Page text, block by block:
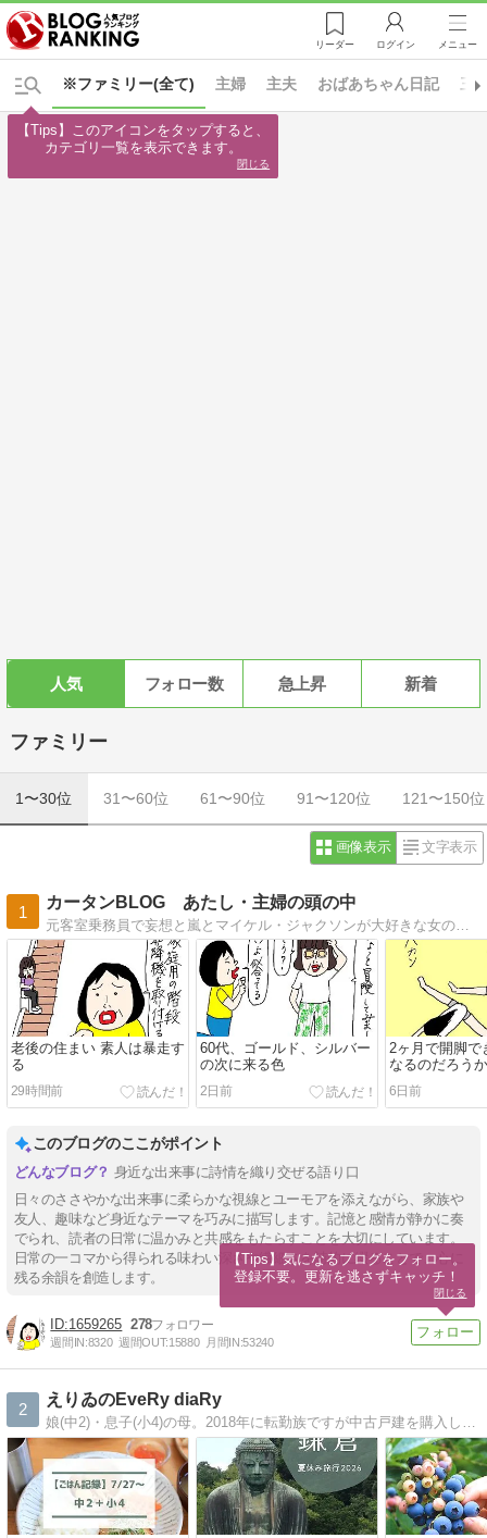
リーダー ログイン メニュー
※ファミリー(全て) 主婦 主夫 おばあちゃん日記 三
人気 フォロー数 急上昇 新着
ファミリー
1〜30位 31〜60位 61〜90位 91〜120位 121〜150位
画像表示 文字表示
1
カータンBLOG あたし・主婦の頭の中
元客室乗務員で妄想と嵐とマイケル・ジャクソンが大好きな女の古（こ）。羞恥心を失った今、赤裸々に超ヘタくそな絵であたしの頭の中を綴ってます。
老後の住まい 素人は暴走す
る
29時間前
60代、ゴールド、シルバー
の次に来る色
2日前
2ヶ月で開脚で
なるのだろう
6日前
このブログのここがポイント
身近な出来事に詩情を織り交ぜる語り口
日々のささやかな出来事に柔らかな視線とユーモアを添えながら、家族や
友人、趣味など身近なテーマを巧みに描写します。記憶と感情が静かに奏
でられ、読者の日常に温かみと共感をもたらすことを大切にしています。
日常の一コマから得られる味わい深さや繊細さを詩的に綴ることで、心に
残る余韻を創造します。
1659265 278
週間IN:8320 週間OUT:15880 月間IN:53240
2
えりゐのEveRy diaRy
娘(中2)・息子(小4)の母。2018年に転勤族ですが中古戸建を購入しました。家の事・子育ての事・お買い物の事・こどもごはんの記録を書いてます。
【Tips】このアイコンをタップすると、
カテゴリ一覧を表示できます。
閉じる
【Tips】気になるブログをフォロー。
登録不要。更新を逃さずキャッチ！
閉じる